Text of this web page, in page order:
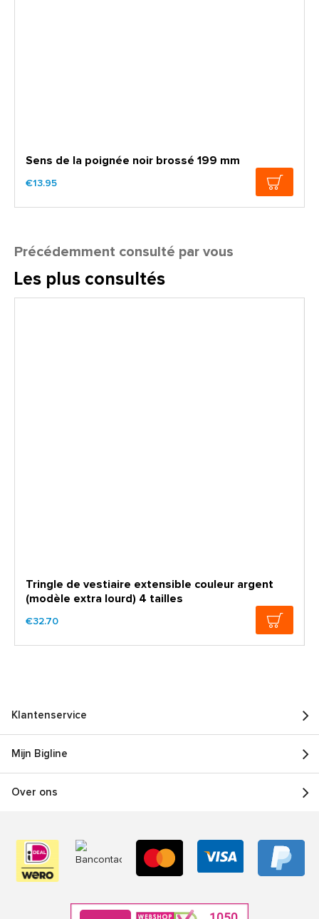
Sens de la poignée noir brossé 199 mm
€13.95
Précédemment consulté par vous
Les plus consultés
Tringle de vestiaire extensible couleur argent
(modèle extra lourd) 4 tailles
€32.70
Klantenservice
Mijn Bigline
Over ons